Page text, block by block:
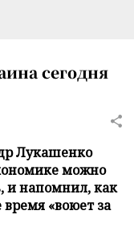
сегодня
Лукашенко
можно
и напомнил, как
время «воюет за